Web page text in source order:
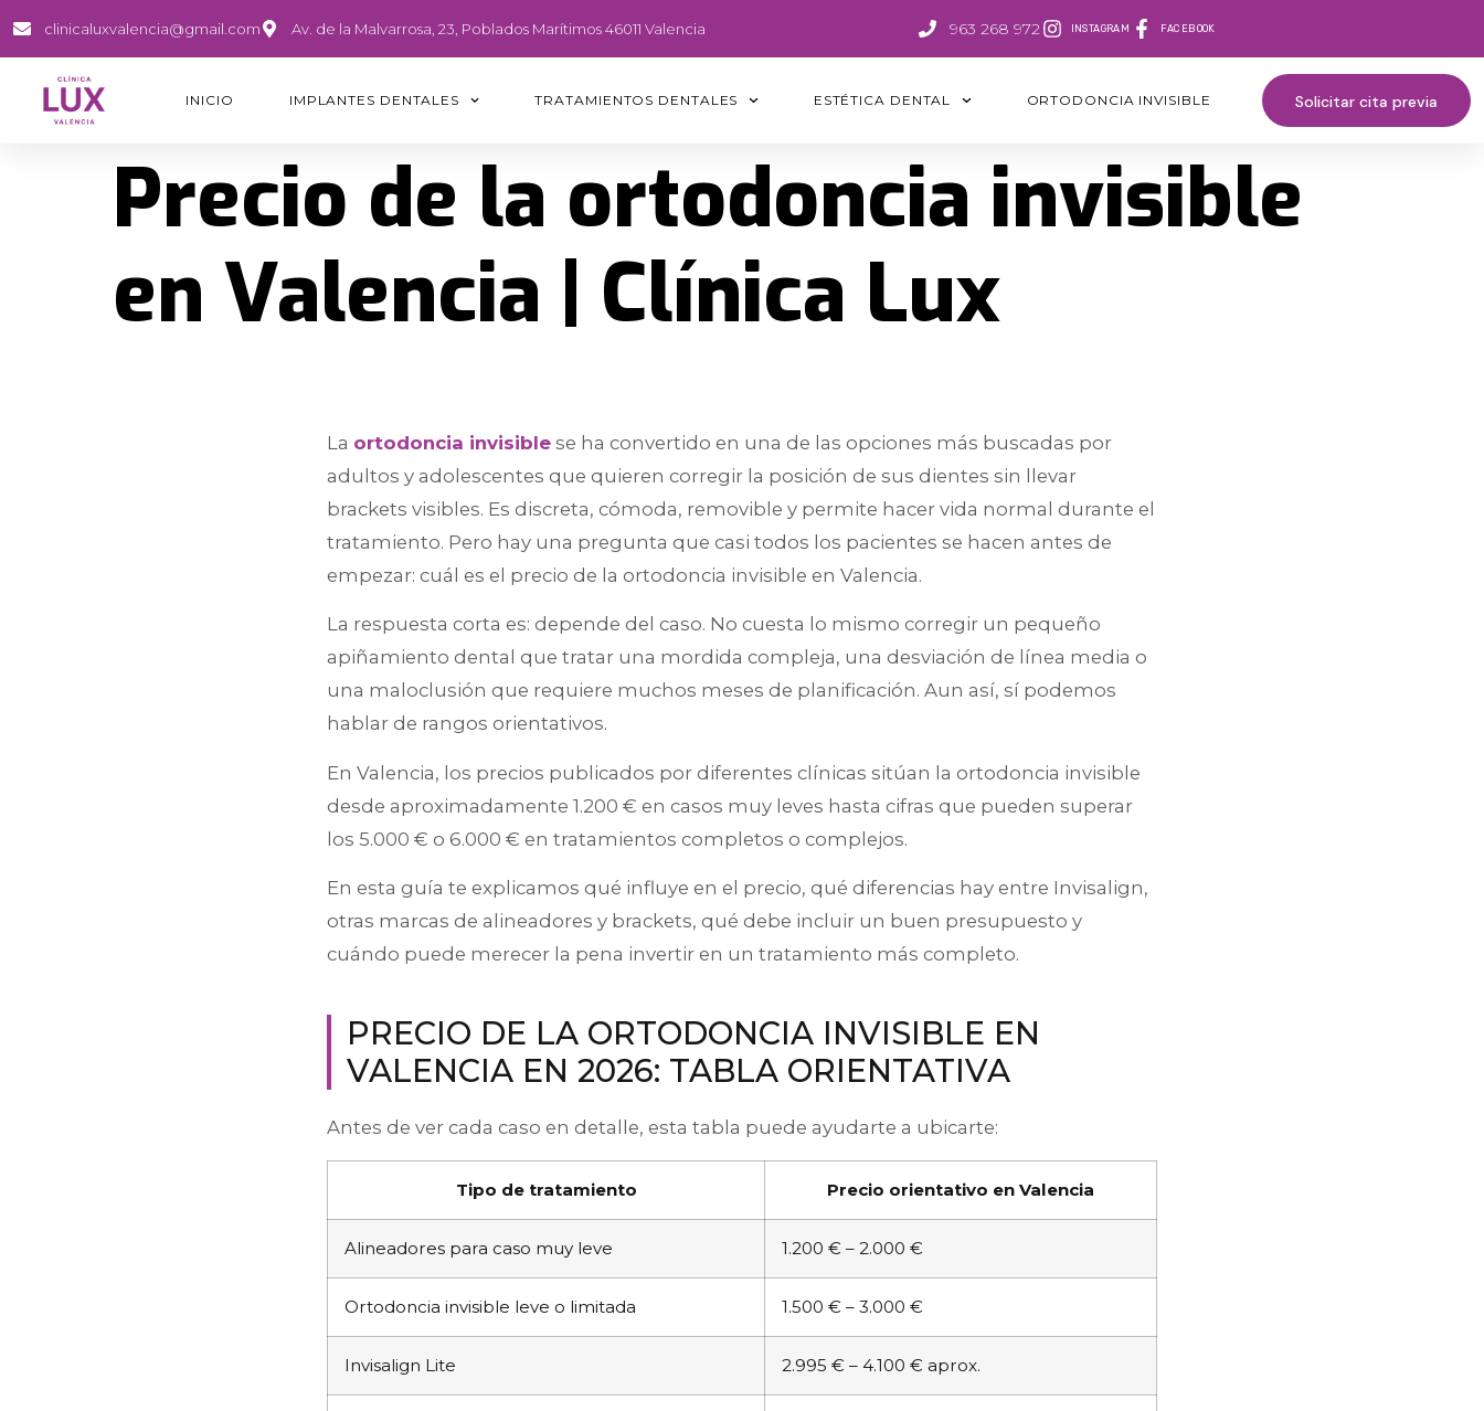
clinicaluxvalencia@gmail.com Av. de la Malvarrosa, 23, Poblados Marítimos 46011 Valencia INSTAGRAM FACEBOOK
963 268 972
INICIO IMPLANTES DENTALES TRATAMIENTOS DENTALES ESTÉTICA DENTAL ORTODONCIA INVISIBLE Solicitar cita previa
Precio de la ortodoncia invisible
en Valencia | Clínica Lux
La ortodoncia invisible se ha convertido en una de las opciones más buscadas por
adultos y adolescentes que quieren corregir la posición de sus dientes sin llevar
brackets visibles. Es discreta, cómoda, removible y permite hacer vida normal durante el
tratamiento. Pero hay una pregunta que casi todos los pacientes se hacen antes de
empezar: cuál es el precio de la ortodoncia invisible en Valencia.
La respuesta corta es: depende del caso. No cuesta lo mismo corregir un pequeño
apiñamiento dental que tratar una mordida compleja, una desviación de línea media o
una maloclusión que requiere muchos meses de planificación. Aun así, sí podemos
hablar de rangos orientativos.
En Valencia, los precios publicados por diferentes clínicas sitúan la ortodoncia invisible
desde aproximadamente 1.200 € en casos muy leves hasta cifras que pueden superar
los 5.000 € o 6.000 € en tratamientos completos o complejos.
En esta guía te explicamos qué influye en el precio, qué diferencias hay entre Invisalign,
otras marcas de alineadores y brackets, qué debe incluir un buen presupuesto y
cuándo puede merecer la pena invertir en un tratamiento más completo.
PRECIO DE LA ORTODONCIA INVISIBLE EN
VALENCIA EN 2026: TABLA ORIENTATIVA
Antes de ver cada caso en detalle, esta tabla puede ayudarte a ubicarte:
Tipo de tratamiento Precio orientativo en Valencia
Alineadores para caso muy leve 1.200 € – 2.000 €
Ortodoncia invisible leve o limitada 1.500 € – 3.000 €
Invisalign Lite 2.995 € – 4.100 € aprox.